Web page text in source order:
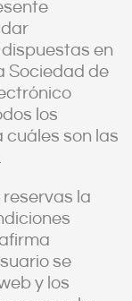
en
Sociedad de
los
cuáles son las
la
se
y los